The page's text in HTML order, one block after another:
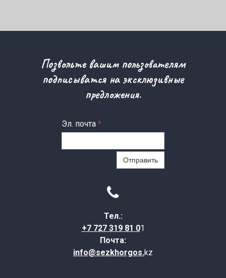
Позвольте вашим пользователям
подписыватся на эксклюзивные
предложения.
Эл. почта *
Отправить

Тел.:
+7 727 319 81 01
Почта:
info@sezkhorgos.kz